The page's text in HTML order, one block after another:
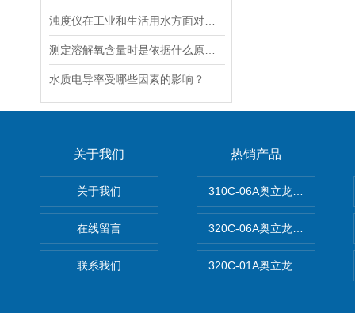
水质电导率受哪些因素的影响？
关于我们
关于我们
在线留言
联系我们
热销产品
310C-06A奥立龙实验室台式
320C-06A奥立龙实验室便携
320C-01A奥立龙实验室便携